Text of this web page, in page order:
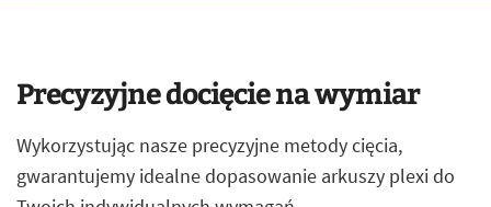
Precyzyjne docięcie na wymiar
Wykorzystując nasze precyzyjne metody cięcia,
gwarantujemy idealne dopasowanie arkuszy plexi do